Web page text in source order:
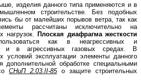
изделия данного типа применяются и в
строительстве. Без подобных
бы от малейших порывов ветра, так как
рассчитаны исключительно на
нагрузок.
Плоская диафрагма жесткости
как в неагрессивных и
и в агрессивных газовых средах. В
условий эксплуатации элементы данного
дополнительной обработке специальными
СНиП 2.03.ІІ-85о защите строительных